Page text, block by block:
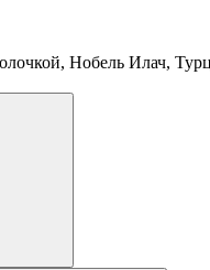
Нобель Илач,